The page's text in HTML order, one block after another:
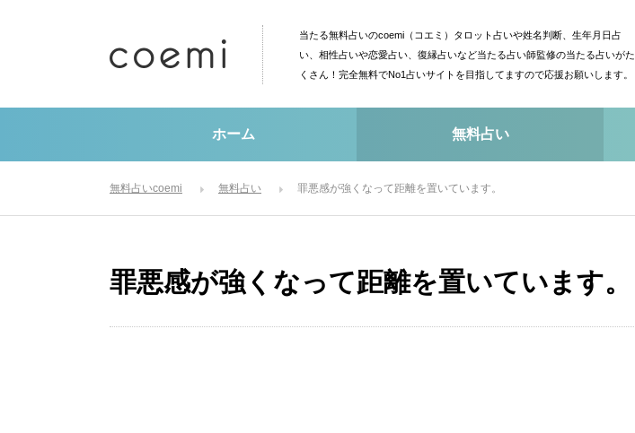
当たる無料占いのcoemi（コエミ）タロット占いや姓名判断、生年月日占
い、相性占いや恋愛占い、復縁占いなど当たる占い師監修の当たる占いがた
くさん！完全無料でNo1占いサイトを目指してますので応援お願いします。
ホーム 無料占い
無料占いcoemi 無料占い 罪悪感が強くなって距離を置いています。
罪悪感が強くなって距離を置いています。